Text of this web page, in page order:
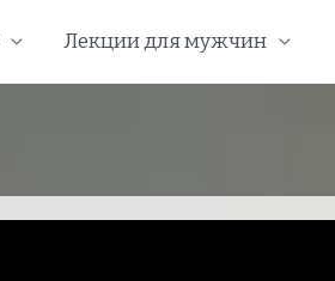
Лекции для мужчин